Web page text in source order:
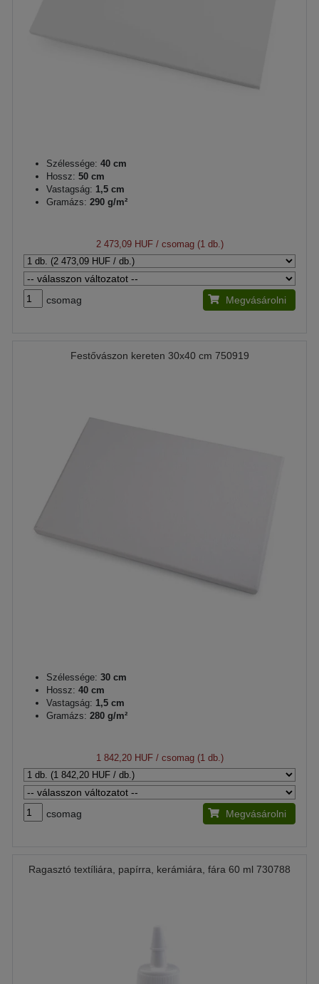
Szélessége: 40 cm
Hossz: 50 cm
Vastagság: 1,5 cm
Gramázs: 290 g/m²
2 473,09 HUF/ csomag (1 db.)
csomag Megvásárolni
Festővászon kereten 30x40 cm 750919
Szélessége: 30 cm
Hossz: 40 cm
Vastagság: 1,5 cm
Gramázs: 280 g/m²
1 842,20 HUF/ csomag (1 db.)
csomag Megvásárolni
Ragasztó textíliára, papírra, kerámiára, fára 60 ml 730788